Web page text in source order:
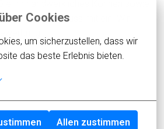
Cookies
um sicherzustellen, dass wir
das beste Erlebnis bieten.
Allen zustimmen
und Genuss mit ein. Wir